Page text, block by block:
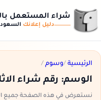
شراء المستعمل
دليل إعلانك
الرئيسية /وسوم /
الوسم: رقم شراء
نستعرض في هذه الصفحة جميع